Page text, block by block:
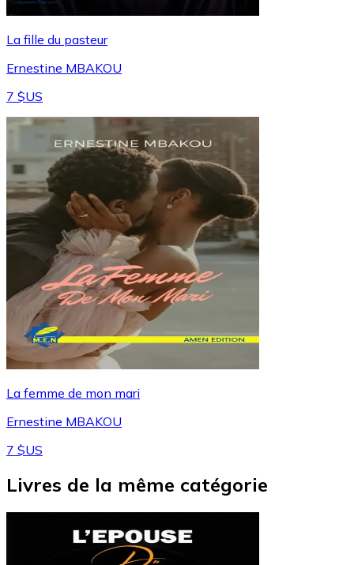
La fille du pasteur
Ernestine MBAKOU
7 $US
La femme de mon mari
Ernestine MBAKOU
7 $US
Livres de la même catégorie